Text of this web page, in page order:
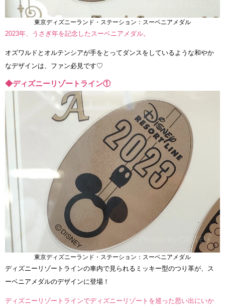
東京ディズニーランド・ステーション：スーベニアメダル
2023年、うさぎ年を記念したスーベニアメダル。
オズワルドとオルテンシアが手をとってダンスをしているような和やか
なデザインは、ファン必見です♡
◆ディズニーリゾートライン①
東京ディズニーランド・ステーション：スーベニアメダル
ディズニーリゾートラインの車内で見られるミッキー型のつり革が、ス
ーベニアメダルのデザインに登場！
ディズニーリゾートラインでディズニーリゾートを巡った思い出にいか